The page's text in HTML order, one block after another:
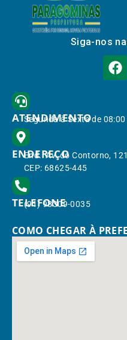
Siga-nos
ATENDIMENTO
Segunda à Sexta de
ENDEREÇO
End.: Av. do Contorno,
CEP: 68625-445
TELEFONE
(91) 98309-0035
COMO CHEGAR À